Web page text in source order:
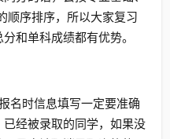
顺序排序，所以大家复习
和单科成绩都有优势。
名时信息填写一定要准确
经被录取的同学，如果没